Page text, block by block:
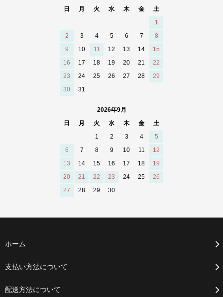
日
月 火 水 木 金
土
1
2
3 4 5 6 7
8
9
10 11 12 13 14
15
16
17 18 19 20 21
22
23
24 25 26 27 28
29
30
31
2026年9月
日
月 火 水 木 金
土
1
2 3 4
5
6
7 8 9 10 11
12
13
14 15 16 17 18
19
20
21 22 23 24 25
26
27
28 29 30
ホーム
支払い方法について
配送方法について